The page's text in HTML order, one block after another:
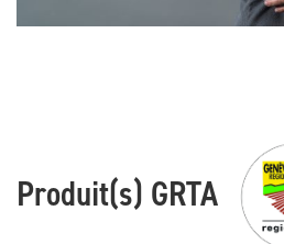
Produit(s) GRTA